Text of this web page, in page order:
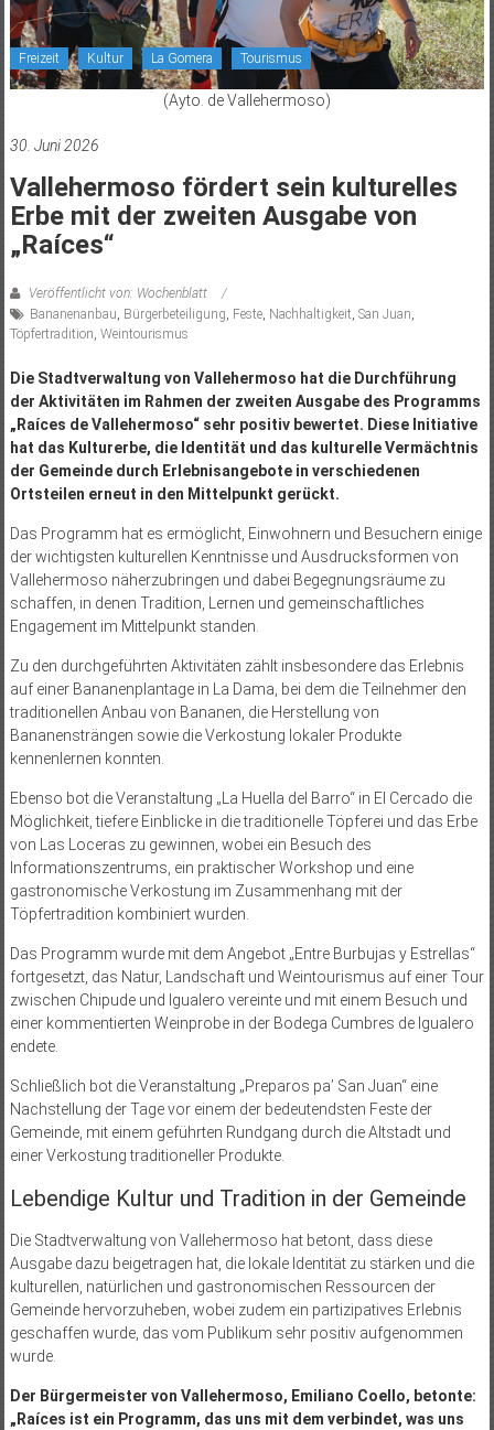
Freizeit Kultur La Gomera Tourismus
(Ayto. de Vallehermoso)
30. Juni 2026
Vallehermoso fördert sein kulturelles
Erbe mit der zweiten Ausgabe von
„Raíces“
Veröffentlicht von: Wochenblatt
Bananenanbau, Bürgerbeteiligung, Feste, Nachhaltigkeit, San Juan,
Töpfertradition, Weintourismus
Die Stadtverwaltung von Vallehermoso hat die Durchführung
der Aktivitäten im Rahmen der zweiten Ausgabe des Programms
„Raíces de Vallehermoso“ sehr positiv bewertet. Diese Initiative
hat das Kulturerbe, die Identität und das kulturelle Vermächtnis
der Gemeinde durch Erlebnisangebote in verschiedenen
Ortsteilen erneut in den Mittelpunkt gerückt.
Das Programm hat es ermöglicht, Einwohnern und Besuchern einige
der wichtigsten kulturellen Kenntnisse und Ausdrucksformen von
Vallehermoso näherzubringen und dabei Begegnungsräume zu
schaffen, in denen Tradition, Lernen und gemeinschaftliches
Engagement im Mittelpunkt standen.
Zu den durchgeführten Aktivitäten zählt insbesondere das Erlebnis
auf einer Bananenplantage in La Dama, bei dem die Teilnehmer den
traditionellen Anbau von Bananen, die Herstellung von
Bananensträngen sowie die Verkostung lokaler Produkte
kennenlernen konnten.
Ebenso bot die Veranstaltung „La Huella del Barro“ in El Cercado die
Möglichkeit, tiefere Einblicke in die traditionelle Töpferei und das Erbe
von Las Loceras zu gewinnen, wobei ein Besuch des
Informationszentrums, ein praktischer Workshop und eine
gastronomische Verkostung im Zusammenhang mit der
Töpfertradition kombiniert wurden.
Das Programm wurde mit dem Angebot „Entre Burbujas y Estrellas“
fortgesetzt, das Natur, Landschaft und Weintourismus auf einer Tour
zwischen Chipude und Igualero vereinte und mit einem Besuch und
einer kommentierten Weinprobe in der Bodega Cumbres de Igualero
endete.
Schließlich bot die Veranstaltung „Preparos pa’ San Juan“ eine
Nachstellung der Tage vor einem der bedeutendsten Feste der
Gemeinde, mit einem geführten Rundgang durch die Altstadt und
einer Verkostung traditioneller Produkte.
Lebendige Kultur und Tradition in der Gemeinde
Die Stadtverwaltung von Vallehermoso hat betont, dass diese
Ausgabe dazu beigetragen hat, die lokale Identität zu stärken und die
kulturellen, natürlichen und gastronomischen Ressourcen der
Gemeinde hervorzuheben, wobei zudem ein partizipatives Erlebnis
geschaffen wurde, das vom Publikum sehr positiv aufgenommen
wurde.
Der Bürgermeister von Vallehermoso, Emiliano Coello, betonte:
„Raíces ist ein Programm, das uns mit dem verbindet, was uns